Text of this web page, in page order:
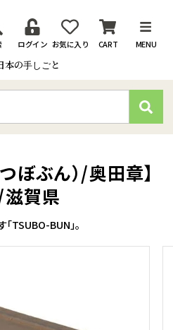
本の手しごと
ログイン お気に入り CART MENU
検
索
TSUBO-BUN」。
ぼぶん）/奥田章】
賀県